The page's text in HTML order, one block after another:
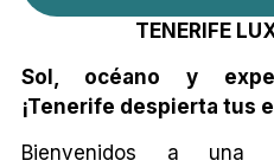
TENERIFE
Sol, océano y
¡Tenerife despierta tus
Bienvenidos a una